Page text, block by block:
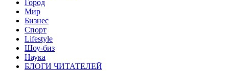
Город
Мир
Бизнес
Спорт
Lifestyle
Шоу-биз
Наука
БЛОГИ ЧИТАТЕЛЕЙ